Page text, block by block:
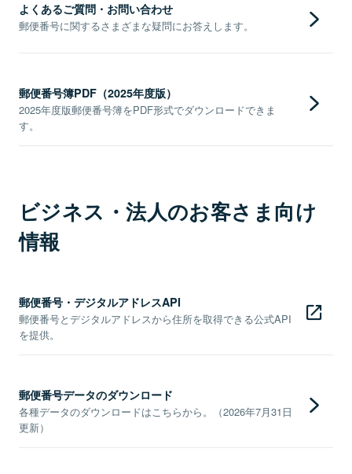
よくあるご質問・お問い合わせ
郵便番号に関するさまざまな疑問にお答えします。
郵便番号簿PDF（2025年度版）
2025年度版郵便番号簿をPDF形式でダウンロードできま
す。
ビジネス・法人のお客さま向け
情報
郵便番号・デジタルアドレスAPI
郵便番号とデジタルアドレスから住所を取得できる公式API
を提供。
郵便番号データのダウンロード
各種データのダウンロードはこちらから。（2026年7月31日
更新）